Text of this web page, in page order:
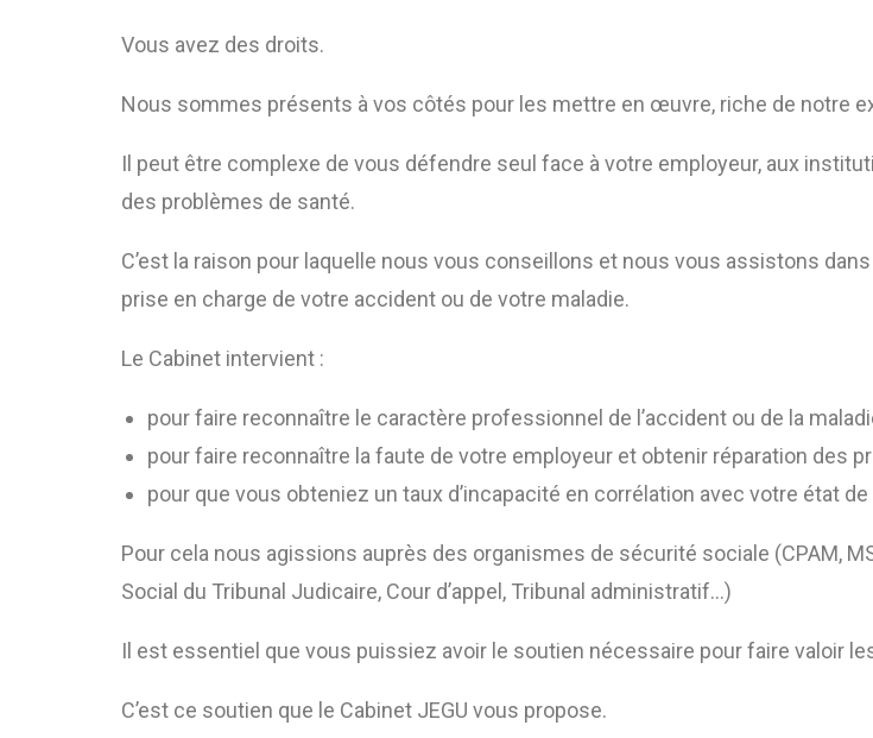
Vous avez des droits.
Nous sommes présents à vos côtés pour les mettre en œuvre, riche de notre
Il peut être complexe de vous défendre seul face à votre employeur, aux
des problèmes de santé.
C’est la raison pour laquelle nous vous conseillons et nous vous assistons
prise en charge de votre accident ou de votre maladie.
Le Cabinet intervient :
pour faire reconnaître le caractère professionnel de l’accident ou de la
pour faire reconnaître la faute de votre employeur et obtenir réparation des
pour que vous obteniez un taux d’incapacité en corrélation avec votre état de
Pour cela nous agissions auprès des organismes de sécurité sociale (CPAM,
Social du Tribunal Judicaire, Cour d’appel, Tribunal administratif…)
Il est essentiel que vous puissiez avoir le soutien nécessaire pour faire valoir
C’est ce soutien que le Cabinet JEGU vous propose.